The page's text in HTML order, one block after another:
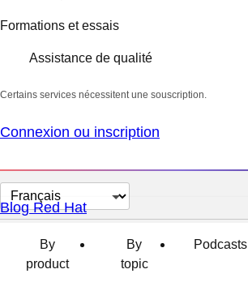
Formations et essais
Assistance de qualité
Certains services nécessitent une souscription.
Connexion ou inscription
Changer
la
langue
Blog Red Hat
By
product
By
topic
Podcasts